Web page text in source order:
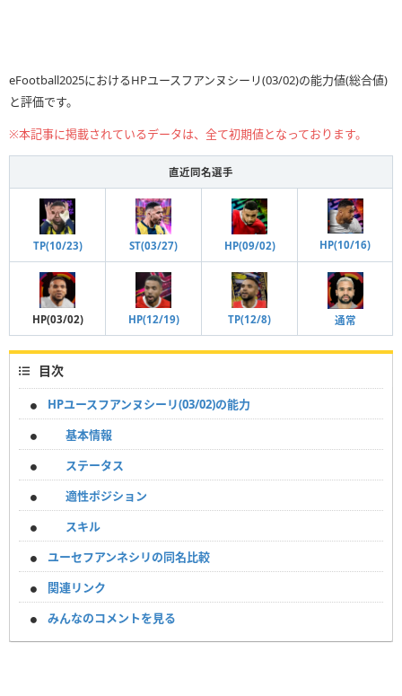
eFootball2025におけるHPユースフアンヌシーリ(03/02)の能力値(総合値)
と評価です。
※本記事に掲載されているデータは、全て初期値となっております。
直近同名選手
TP(10/23) ST(03/27) HP(09/02) HP(10/16)
HP(03/02) HP(12/19) TP(12/8) 通常
目次
HPユースフアンヌシーリ(03/02)の能力
基本情報
ステータス
適性ポジション
スキル
ユーセフアンネシリの同名比較
関連リンク
みんなのコメントを見る